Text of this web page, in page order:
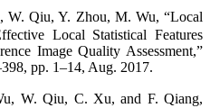
W. Qiu, Y. Zhou, M. Wu, “Local
Local Statistical Features
Image Quality Assessment,”
pp. 1–14, Aug. 2017.
W. Qiu, C. Xu, and F. Qiang,